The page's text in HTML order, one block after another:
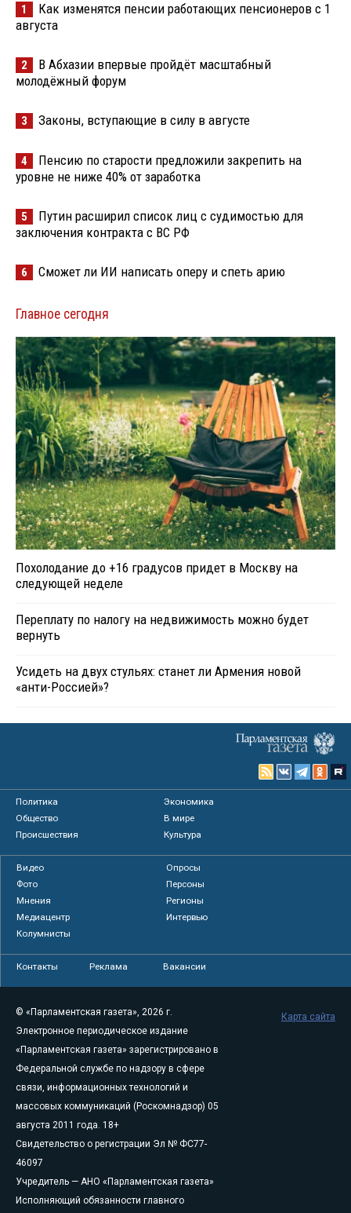
1
Как изменятся пенсии работающих пенсионеров с 1
августа
2
В Абхазии впервые пройдёт масштабный
молодёжный форум
3 Законы, вступающие в силу в августе
4
Пенсию по старости предложили закрепить на
уровне не ниже 40% от заработка
5
Путин расширил список лиц с судимостью для
заключения контракта с ВС РФ
6 Сможет ли ИИ написать оперу и спеть арию
Главное сегодня
Похолодание до +16 градусов придет в Москву на
следующей неделе
Переплату по налогу на недвижимость можно будет
вернуть
Усидеть на двух стульях: станет ли Армения новой
«анти-Россией»?
Политика
Экономика
Общество
В мире
Происшествия
Культура
Видео
Опросы
Фото
Персоны
Мнения
Регионы
Медиацентр
Интервью
Колумнисты
Контакты Реклама Вакансии
© «Парламентская газета», 2026 г.
Электронное периодическое издание
«Парламентская газета» зарегистрировано в
Федеральной службе по надзору в сфере
связи, информационных технологий и
массовых коммуникаций (Роскомнадзор) 05
августа 2011 года. 18+
Свидетельство о регистрации Эл № ФС77-
46097
Учредитель — АНО «Парламентская газета»
Исполняющий обязанности главного
Карта сайта